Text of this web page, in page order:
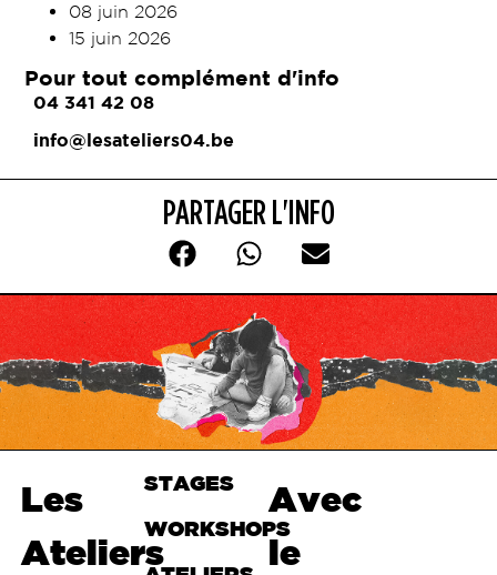
08 juin 2026
15 juin 2026
Pour tout complément d'info
04 341 42 08
info@lesateliers04.be
PARTAGER L'INFO
Les
Ateliers
STAGES
WORKSHOPS
Avec
le